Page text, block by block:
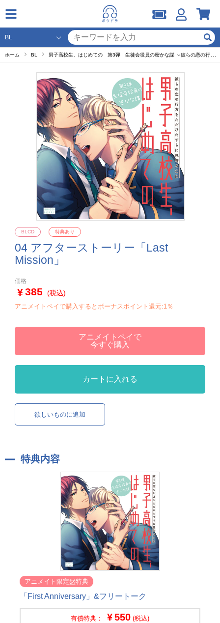
ホーム BL 男子高校生、はじめての 第3弾 生徒会役員の密かな謀 ～彼らの恋の行方をただひたすらに見守るCD～【出演声優：竹内良太 興津和幸】
04 アフターストーリー「Last
Mission」
BLCD 特典あり
価格
385 (税込)
アニメイトペイで購入するとボーナスポイント還元:1％
アニメイトペイで
今すぐ購入
カートに入れる
欲しいものに追加
特典内容
アニメイト限定盤特典
「First Anniversary」&フリートーク
有償特典： 550 (税込)